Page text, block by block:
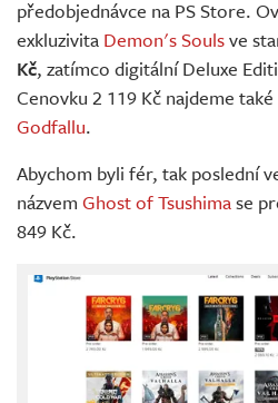
předobjednávce na PS Store.
exkluzivita Demon's Soulsve
Kč, zatímco digitální Deluxe
Cenovku 2 119 Kč najdeme také
Godfallu.
Abychom byli fér, tak poslední
názvem Ghost of Tsushimase
849 Kč.